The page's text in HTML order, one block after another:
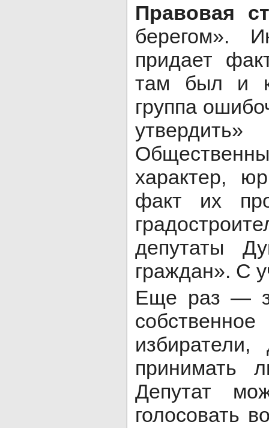
Правовая
берегом».
придает
там был и
группа
характер,
факт их
депутаты
граждан». С
Еще раз —
принимать
Депутат
голосовать